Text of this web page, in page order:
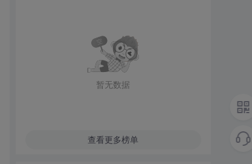
暂无数据
查看更多榜单